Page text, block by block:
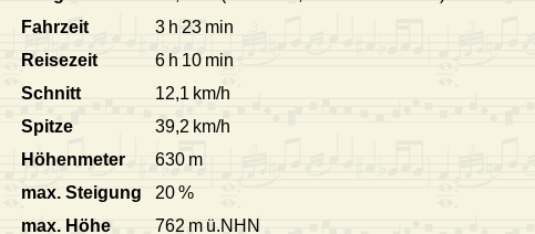
Fahrzeit
3 h 23 min
Reisezeit
6 h 10 min
Schnitt
12,1 km/h
Spitze
39,2 km/h
Höhenmeter
630 m
max. Steigung
20 %
max. Höhe
762 m ü.NHN